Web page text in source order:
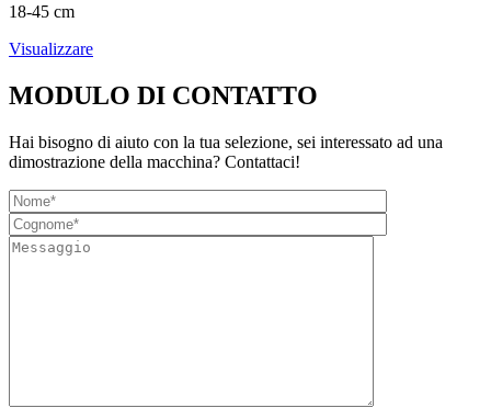
18-45 cm
Visualizzare
MODULO DI CONTATTO
Hai bisogno di aiuto con la tua selezione, sei interessato ad una
dimostrazione della macchina? Contattaci!